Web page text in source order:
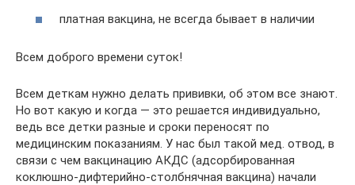
платная вакцина, не всегда бывает в наличии
Всем доброго времени суток!
Всем деткам нужно делать прививки, об этом все знают.
Но вот какую и когда — это решается индивидуально,
ведь все детки разные и сроки переносят по
медицинским показаниям. У нас был такой мед. отвод, в
связи с чем вакцинацию АКДС (адсорбированная
коклюшно-дифтерийно-столбнячная вакцина) начали